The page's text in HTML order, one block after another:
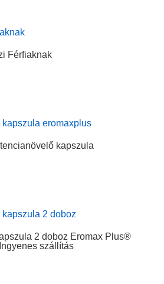
Férfiaknak
kapszula
2 doboz Eromax Plus®
szállítás